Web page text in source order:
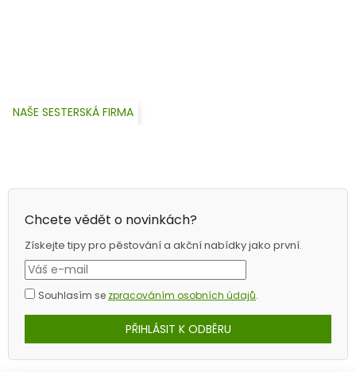
NAŠE SESTERSKÁ FIRMA
Chcete vědět o novinkách?
Získejte tipy pro pěstování a akční nabídky jako první.
Souhlasím se zpracováním osobních údajů.
PŘIHLÁSIT K ODBĚRU